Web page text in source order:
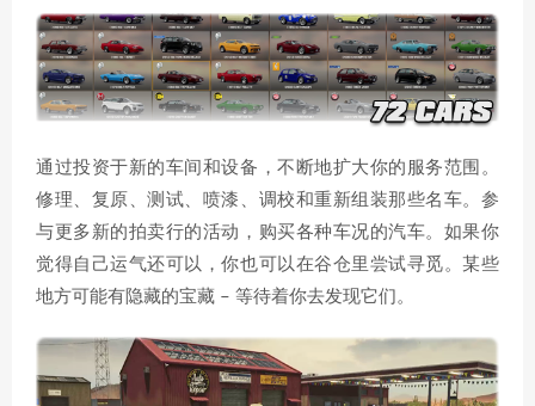
通过投资于新的车间和设备，不断地扩大你的服务范围。
修理、复原、测试、喷漆、调校和重新组装那些名车。参
与更多新的拍卖行的活动，购买各种车况的汽车。如果你
觉得自己运气还可以，你也可以在谷仓里尝试寻觅。某些
地方可能有隐藏的宝藏 – 等待着你去发现它们。